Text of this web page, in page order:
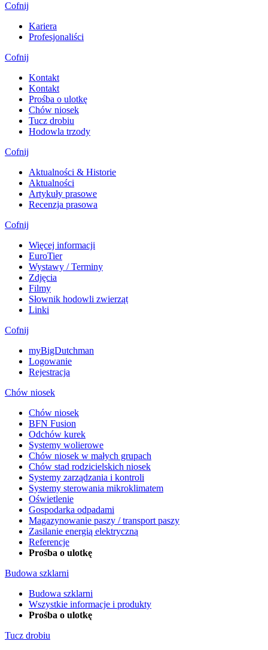
Cofnij
Kariera
Profesjonaliści
Cofnij
Kontakt
Kontakt
Prośba o ulotkę
Chów niosek
Tucz drobiu
Hodowla trzody
Cofnij
Aktualności & Historie
Aktualności
Artykuły prasowe
Recenzja prasowa
Cofnij
Więcej informacji
EuroTier
Wystawy / Terminy
Zdjęcia
Filmy
Słownik hodowli zwierząt
Linki
Cofnij
myBigDutchman
Logowanie
Rejestracja
Chów niosek
Chów niosek
BFN Fusion
Odchów kurek
Systemy wolierowe
Chów niosek w małych grupach
Chów stad rodzicielskich niosek
Systemy zarządzania i kontroli
Systemy sterowania mikroklimatem
Oświetlenie
Gospodarka odpadami
Magazynowanie paszy / transport paszy
Zasilanie energią elektryczną
Referencje
Prośba o ulotkę
Budowa szklarni
Budowa szklarni
Wszystkie informacje i produkty
Prośba o ulotkę
Tucz drobiu